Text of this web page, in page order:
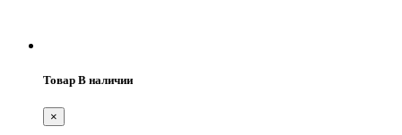
Товар В наличии
×